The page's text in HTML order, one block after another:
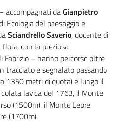
accompagnati daGianpietro
Ecologia del paesaggio e
Sciandrello Saverio, docente di
con la preziosa
Fabrizio – hanno percorso oltre
tracciato e segnalato passando
1350 metri di quota) e lungo il
colata lavica del 1763, il Monte
(1500m), il Monte Lepre
(1700m).